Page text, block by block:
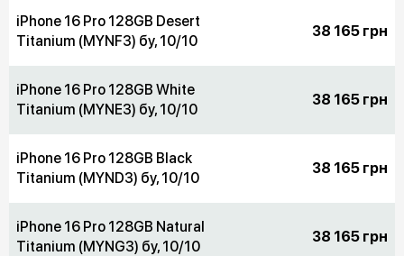
iPhone 16 Pro 128GB Desert
Titanium (MYNF3) бу, 10/10
38 165 грн
iPhone 16 Pro 128GB White
Titanium (MYNE3) бу, 10/10
38 165 грн
iPhone 16 Pro 128GB Black
Titanium (MYND3) бу, 10/10
38 165 грн
iPhone 16 Pro 128GB Natural
Titanium (MYNG3) бу, 10/10
38 165 грн